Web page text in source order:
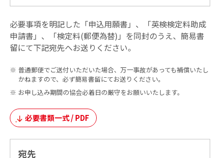
必要事項を明記した「申込用願書」、「英検検定料助成
申請書」、「検定料(郵便為替)」を同封のうえ、簡易書
留にて下記宛先へお送りください。
普通郵便でご送付いただいた場合、万一事故があっても補償いたし
かねますので、必ず簡易書留にてお送りください。
お申し込み期間の協会必着日の厳守をお願いいたします。
必要書類一式 / PDF
宛先